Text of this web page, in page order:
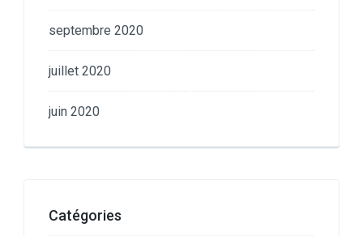
septembre 2020
juillet 2020
juin 2020
Catégories